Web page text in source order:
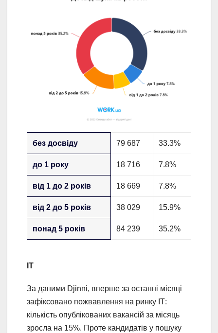
без досвіду 79 687 33.3%
до 1 року 18 716 7.8%
від 1 до 2 років 18 669 7.8%
від 2 до 5 років 38 029 15.9%
понад 5 років 84 239 35.2%
ІТ
За даними Djinni, вперше за останні місяці
зафіксовано пожвавлення на ринку ІТ:
кількість опублікованих вакансій за місяць
зросла на 15%. Проте кандидатів у пошуку